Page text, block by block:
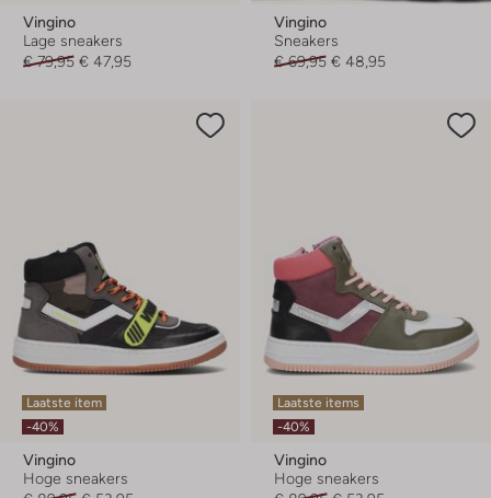
Vingino
Lage sneakers
€ 79,95 € 47,95
Vingino
Sneakers
€ 69,95 € 48,95
Laatste item
-40%
Vingino
Hoge sneakers
Laatste items
-40%
Vingino
Hoge sneakers